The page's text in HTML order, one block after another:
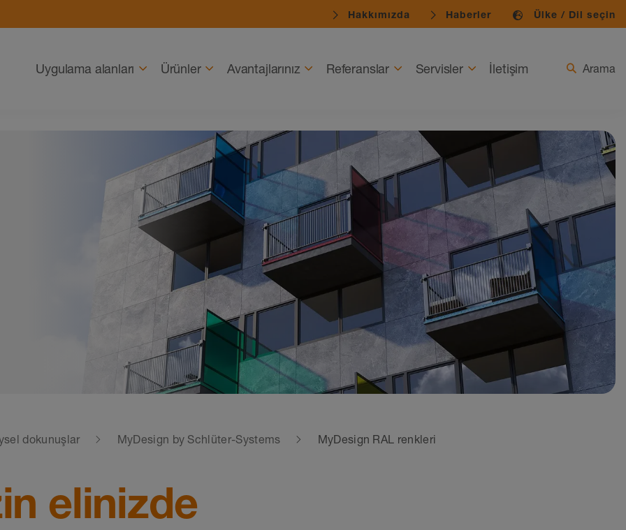
Hakkımızda Haberler Ülke / Dil seçin
Uygulama alanları Ürünler Avantajlarınız Referanslar Servisler İletişim Arama
dokunuşlar MyDesign by Schlüter-Systems MyDesign RAL renkleri
elinizde